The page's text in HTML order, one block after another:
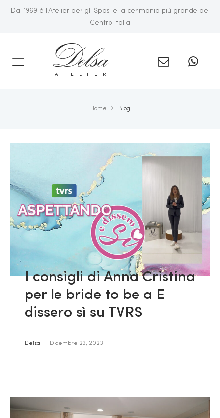
Dal 1969 è l'Atelier per gli Sposi e la cerimonia più grande del
Centro Italia
ATELIER
Home Blog
I consigli di Anna Cristina
per le bride to be a E
dissero sì su TVRS
Delsa Dicembre 23, 2023